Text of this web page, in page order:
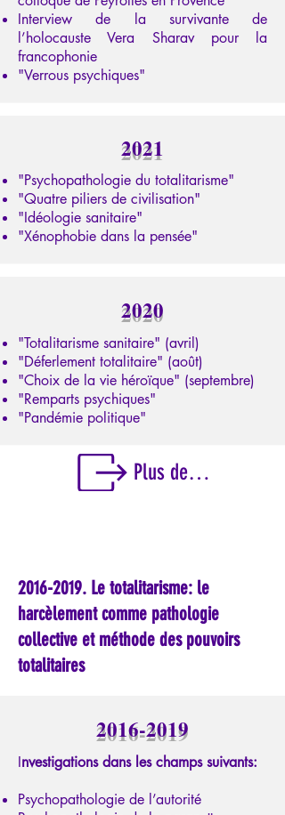
Interview de la survivante de
l’holocauste Vera Sharav pour la
francophonie
"Verrous psychiques"
2021
"Psychopathologie du totalitarisme"
"Quatre piliers de civilisation"
"Idéologie sanitaire"
"Xénophobie dans la pensée"
2020
"Totalitarisme sanitaire" (avril)
"Déferlement totalitaire" (août)
"Choix de la vie héroïque" (septembre)
​"Remparts psychiques"
"Pandémie politique"
Plus de détails sur cette période
2016-2019. Le totalitarisme: le
harcèlement comme pathologie
collective et méthode des pouvoirs
totalitaires
2016-2019
Investigations dans les champs suivants:
Psychopathologie de l’autorité